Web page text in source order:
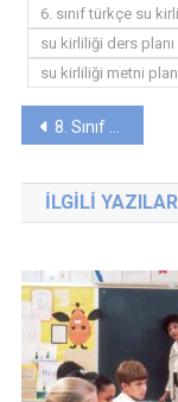
6. sınıf türkçe su
su kirliliği ders planı
su kirliliği metni
Yazı
8. Sınıf “BURADA DUR” Metni Günlük Ders Planı
İLGILI YAZILAR